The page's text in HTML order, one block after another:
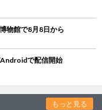
物館で8月8日から
で配信開始
もっと見る